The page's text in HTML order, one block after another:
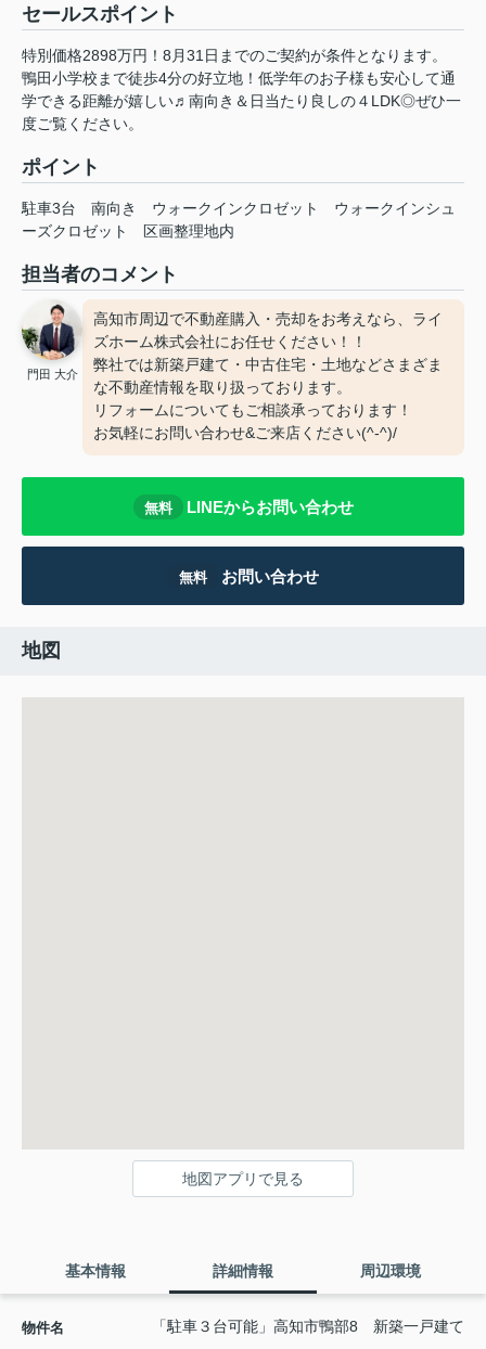
セールスポイント
特別価格2898万円！8月31日までのご契約が条件となります。
鴨田小学校まで徒歩4分の好立地！低学年のお子様も安心して通
学できる距離が嬉しい♬南向き＆日当たり良しの４LDK◎ぜひ一
度ご覧ください。
ポイント
駐車3台 南向き ウォークインクロゼット
ウォークインシュ
ーズクロゼット
区画整理地内
担当者のコメント
門田 大介
高知市周辺で不動産購入・売却をお考えなら、ライ
ズホーム株式会社にお任せください！！
弊社では新築戸建て・中古住宅・土地などさまざま
な不動産情報を取り扱っております。
リフォームについてもご相談承っております！
お気軽にお問い合わせ&ご来店ください‍(^-^)/
無料 LINEからお問い合わせ
無料 お問い合わせ
地図
地図アプリで見る
基本情報 詳細情報 周辺環境
物件名 「駐車３台可能」高知市鴨部8 新築一戸建て